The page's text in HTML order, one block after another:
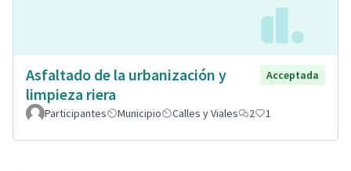
Asfaltado de la urbanización y
limpieza riera
Acceptada
Participantes Municipio Calles y Viales 2 1